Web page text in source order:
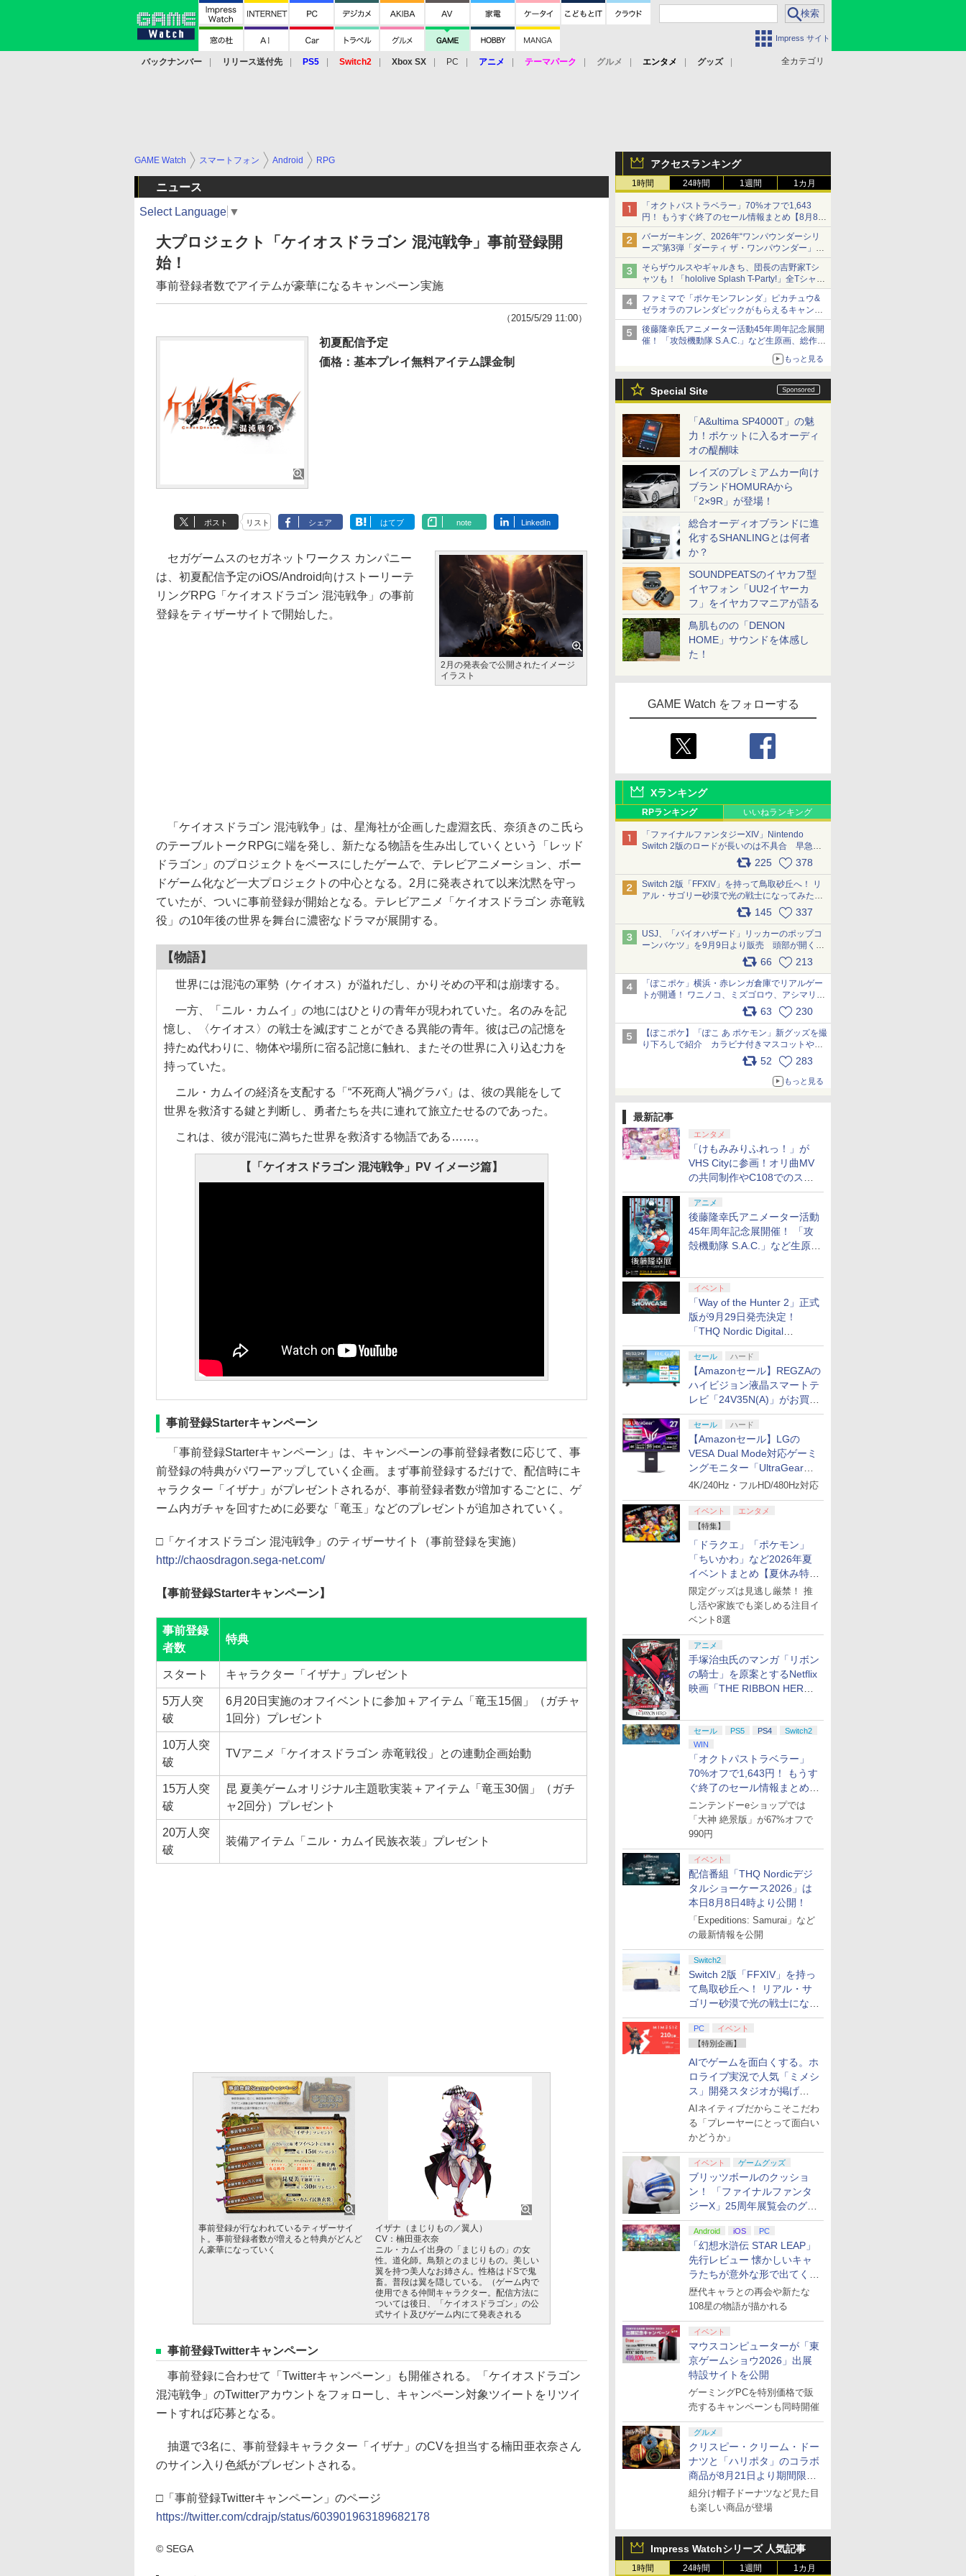
Impress サイト
全カテゴリ
バックナンバー リリース送付先 PS5 Switch2 Xbox SX PC アニメ テーマパーク グルメ エンタメ
グッズ
アクセスランキング
1時間 24時間 1週間 1カ月
「オクトパストラベラー」70%オフで1,643
円！ もうすぐ終了のセール情報まとめ【8月8日
更新】
ニンテンドーeショップでは「大神 絶景版」が
67%オフで990円
バーガーキング、2026年“ワンパウンダーシリ
ーズ”第3弾「ダーティ ザ・ワンパウンダー」を
8月7日発売
「特製ガーリックマヨソース」を使用した超大
型チーズバーガー
そらザウルスやギャルきち、団長の吉野家Tシ
ャツも！「hololive Splash T-Party!」全Tシャツ
ラインナップ公開＆オンライン販売開始
ファミマで「ポケモンフレンダ」ピカチュウ&
ゼラオラのフレンダピックがもらえるキャンペ
ーン開催！
後藤隆幸氏アニメーター活動45年周年記念展開
催！ 「攻殻機動隊 S.A.C.」など生原画、総作画
もっと見る
Special Site
「A&ultima SP4000T」の魅
力！ポケットに入るオーディ
オの醍醐味
レイズのプレミアムカー向け
ブランドHOMURAから
「2×9R」が登場！
総合オーディオブランドに進
化するSHANLINGとは何者
か？
SOUNDPEATSのイヤカフ型
イヤフォン「UU2イヤーカ
フ」をイヤカフマニアが語る
鳥肌ものの「DENON
HOME」サウンドを体感し
た！
GAME Watch をフォローする
Xランキング
RPランキング いいねランキング
「ファイナルファンタジーXIV」Nintendo
Switch 2版のロードが長いのは不具合 早急に
アップデートできるよう対応中225 378
Switch 2版「FFXIV」を持って鳥取砂丘へ！ リ
アル・サゴリー砂漠で光の戦士になってみた
145 337
USJ、「バイオハザード」リッカーのポップコ
ーンバケツ」を9月9日より販売 頭部が開く仕
組み。味は恐怖を堪のう「味噌フレーバー」
66 213
「ぽこポケ」横浜・赤レンガ倉庫でリアルゲー
トが開通！ ワニノコ、ミズゴロウ、アシマリ登
場シーンをレポート pic.x.com/LDgEByVl6D
63 230
【ぽこポケ】「ぽこ あ ポケモン」新グッズを撮
り下ろしで紹介 カラビナ付きマスコットやス
52 283
もっと見る
最新記事
エンタメ
「けもみみりふれっ！」が
VHS Cityに参画！オリ曲MV
の共同制作やC108でのスペ
シャルコラボ広告を掲出
アニメ
後藤隆幸氏アニメーター活動
45年周年記念展開催！ 「攻
殻機動隊 S.A.C.」など生原
イベント
「Way of the Hunter 2」正式
版が9月29日発売決定！
「THQ Nordic Digital
Showcase 2026」まとめ
セール ハード
【Amazonセール】REGZAの
ハイビジョン液晶スマートテ
レビ「24V35N(A)」がお買い
得！
セール ハード
【Amazonセール】LGの
VESA Dual Mode対応ゲーミ
ングモニター「UltraGear
27G850A-B」がお買い得！
4K/240Hz・フルHD/480Hz対応
イベント
エンタメ
【特集】
「ドラクエ」「ポケモン」
「ちいかわ」など2026年夏
イベントまとめ【夏休み特
集】
限定グッズは見逃し厳禁！ 推
し活や家族でも楽しめる注目イ
ベント8選
アニメ
手塚治虫氏のマンガ「リボン
の騎士」を原案とするNetflix
映画「THE RIBBON HERO
セール PS5 PS4
Switch2
WIN
「オクトパストラベラー」
70%オフで1,643円！ もうす
ぐ終了のセール情報まとめ
【8月8日更新】
ニンテンドーeショップでは
「大神 絶景版」が67%オフで
990円
イベント
配信番組「THQ Nordicデジ
タルショーケース2026」は
本日8月8日4時より公開！
「Expeditions: Samurai」など
の最新情報を公開
Switch2
Switch 2版「FFXIV」を持っ
て鳥取砂丘へ！ リアル・サ
ゴリー砂漠で光の戦士になっ
てみた
PC
イベント
【特別企画】
AIでゲームを面白くする。ホ
ロライブ実況で人気「ミメシ
ス」開発スタジオが掲げ
る“AI活用の信念”とは？【講
演レポート】
AIネイティブだからこそこだわ
る「プレーヤーにとって面白い
かどうか」
イベント ゲームグッズ
ブリッツボールのクッショ
ン！ 「ファイナルファンタ
ジーX」25周年展覧会のグッ
ズ情報が公開
Android iOS PC
「幻想水滸伝 STAR LEAP」
先行レビュー 懐かしいキャ
ラたちが意外な形で出てくる
シリーズ完全新作！
歴代キャラとの再会や新たな
108星の物語が描かれる
イベント
マウスコンピューターが「東
京ゲームショウ2026」出展
特設サイトを公開
ゲーミングPCを特別価格で販
売するキャンペーンも同時開催
グルメ
クリスピー・クリーム・ドー
ナツと「ハリポタ」のコラボ
商品が8月21日より期間限定
で発売
組分け帽子ドーナツなど見た目
も楽しい商品が登場
Impress Watchシリーズ 人気記事
1時間 24時間 1週間 1カ月
GAME Watch スマートフォン Android RPG
ニュース
Select Language ▼
大プロジェクト「ケイオスドラゴン 混沌戦争」事前登録開
始！
事前登録者数でアイテムが豪華になるキャンペーン実施
（2015/5/29 11:00）
初夏配信予定
価格：基本プレイ無料アイテム課金制
ポスト リスト シェア はてブ note LinkedIn
2月の発表会で公開されたイメージ
イラスト
セガゲームスのセガネットワークス カンパニー
は、初夏配信予定のiOS/Android向けストーリーテ
リングRPG「ケイオスドラゴン 混沌戦争」の事前
登録をティザーサイトで開始した。
「ケイオスドラゴン 混沌戦争」は、星海社が企画した虚淵玄氏、奈須きのこ氏ら
のテーブルトークRPGに端を発し、新たなる物語を生み出していくという「レッド
ドラゴン」のプロジェクトをベースにしたゲームで、テレビアニメーション、ボー
ドゲーム化など一大プロジェクトの中心となる。2月に発表されて以来沈黙を守っ
ていたが、ついに事前登録が開始となる。テレビアニメ「ケイオスドラゴン 赤竜戦
役」の10年後の世界を舞台に濃密なドラマが展開する。
【物語】
世界には混沌の軍勢（ケイオス）が溢れだし、かりそめの平和は崩壊する。
一方、「ニル・カムイ」の地にはひとりの青年が現われていた。名のみを記
憶し、〈ケイオス〉の戦士を滅ぼすことができる異能の青年。彼は己の記憶を
持たぬ代わりに、物体や場所に宿る記憶に触れ、またその世界に入り込む力を
持っていた。
ニル・カムイの経済を支配する「“不死商人”禍グラバ」は、彼の異能をして
世界を救済する鍵と判断し、勇者たちを共に連れて旅立たせるのであった。
これは、彼が混沌に満ちた世界を救済する物語である……。
【「ケイオスドラゴン 混沌戦争」PV イメージ篇】
事前登録Starterキャンペーン
「事前登録Starterキャンペーン」は、キャンペーンの事前登録者数に応じて、事
前登録の特典がパワーアップしていく企画。まず事前登録するだけで、配信時にキ
ャラクター「イザナ」がプレゼントされるが、事前登録者数が増加するごとに、ゲ
ーム内ガチャを回すために必要な「竜玉」などのプレゼントが追加されていく。
□「ケイオスドラゴン 混沌戦争」のティザーサイト（事前登録を実施）
http://chaosdragon.sega-net.com/
【事前登録Starterキャンペーン】
事前登録
者数
特典
スタート キャラクター「イザナ」プレゼント
5万人突
破
6月20日実施のオフイベントに参加＋アイテム「竜玉15個」（ガチャ
1回分）プレゼント
10万人突
破
TVアニメ「ケイオスドラゴン 赤竜戦役」との連動企画始動
15万人突
破
昆 夏美ゲームオリジナル主題歌実装＋アイテム「竜玉30個」（ガチ
ャ2回分）プレゼント
20万人突
破
装備アイテム「ニル・カムイ民族衣装」プレゼント
事前登録が行なわれているティザーサイ
ト。事前登録者数が増えると特典がどんど
ん豪華になっていく
イザナ（まじりもの／翼人）
CV：楠田亜衣奈
ニル・カムイ出身の「まじりもの」の女
性。道化師。鳥類とのまじりもの。美しい
翼を持つ美人なお姉さん。性格はドSで鬼
畜。普段は翼を隠している。（ゲーム内で
使用できる仲間キャラクター。配信方法に
ついては後日、「ケイオスドラゴン」の公
式サイト及びゲーム内にて発表される
事前登録Twitterキャンペーン
事前登録に合わせて「Twitterキャンペーン」も開催される。「ケイオスドラゴン
混沌戦争」のTwitterアカウントをフォローし、キャンペーン対象ツイートをリツイ
ートすれば応募となる。
抽選で3名に、事前登録キャラクター「イザナ」のCVを担当する楠田亜衣奈さん
のサイン入り色紙がプレゼントされる。
□「事前登録Twitterキャンペーン」のページ
https://twitter.com/cdrajp/status/603901963189682178
© SEGA